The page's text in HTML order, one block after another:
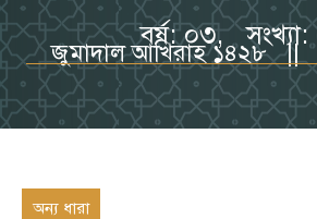
বর্ষ: ০৩,
জুমাদাল আখিরাহ ১৪২৮
অন্য ধারা